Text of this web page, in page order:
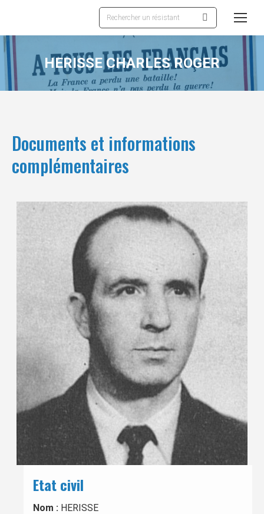
Recherche
:
HERISSE CHARLES ROGER
Documents et informations
complémentaires
Etat civil
Nom : HERISSE